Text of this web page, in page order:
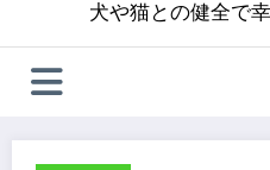
犬や猫との健全で